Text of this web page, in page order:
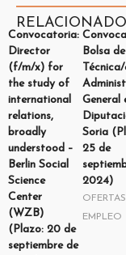
RELACIONADO
Convocatoria:
Director
(f/m/x) for
the study of
international
relations,
broadly
understood –
Berlin Social
Science
Center
(WZB)
(Plazo: 20 de
septiembre de
Bolsa de
General
Soria
25 de
2024)
EMPLEO